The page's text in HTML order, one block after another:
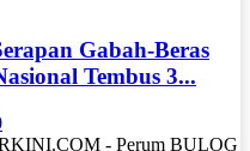
Gabah-Beras
Tembus 3...
- Perum BULOG